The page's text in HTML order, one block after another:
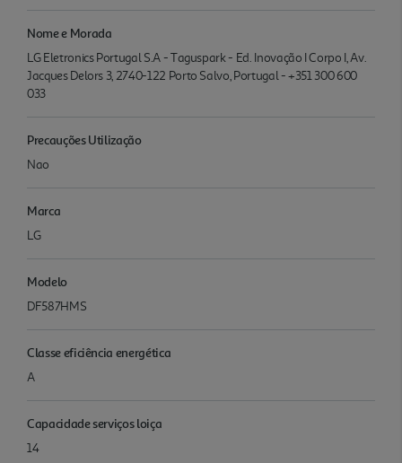
Nome e Morada
LG Eletronics Portugal S.A - Taguspark - Ed. Inovação I Corpo I, Av.
Jacques Delors 3, 2740-122 Porto Salvo, Portugal - +351 300 600
033
Precauções Utilização
Nao
Marca
LG
Modelo
DF587HMS
Classe eficiência energética
A
Capacidade serviços loiça
14